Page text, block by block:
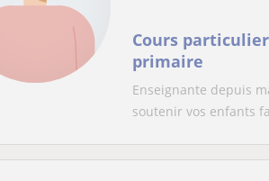
Cours
primaire
Enseignante depuis
soutenir vos enfants